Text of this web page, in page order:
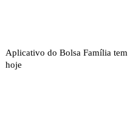
Aplicativo do Bolsa Família
hoje